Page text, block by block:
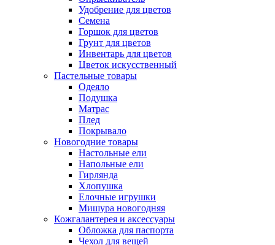
Удобрение для цветов
Семена
Горшок для цветов
Грунт для цветов
Инвентарь для цветов
Цветок искусственный
Пастельные товары
Одеяло
Подушка
Матрас
Плед
Покрывало
Новогодние товары
Настольные ели
Напольные ели
Гирлянда
Хлопушка
Елочные игрушки
Мишура новогодняя
Кожгалантерея и аксессуары
Обложка для паспорта
Чехол для вещей